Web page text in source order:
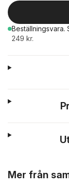
Beställningsvara.
249 kr.
Mer från